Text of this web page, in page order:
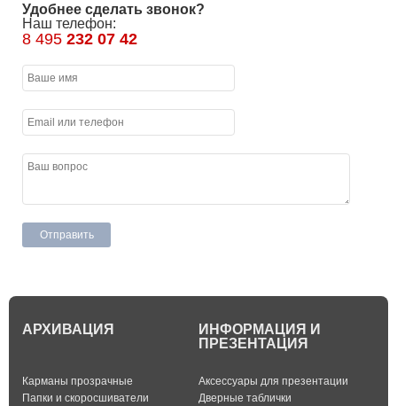
Удобнее сделать звонок?
Наш телефон:
8 495 232 07 42
АРХИВАЦИЯ
Карманы прозрачные
Папки и скоросшиватели
ИНФОРМАЦИЯ И
ПРЕЗЕНТАЦИЯ
Аксессуары для презентации
Дверные таблички